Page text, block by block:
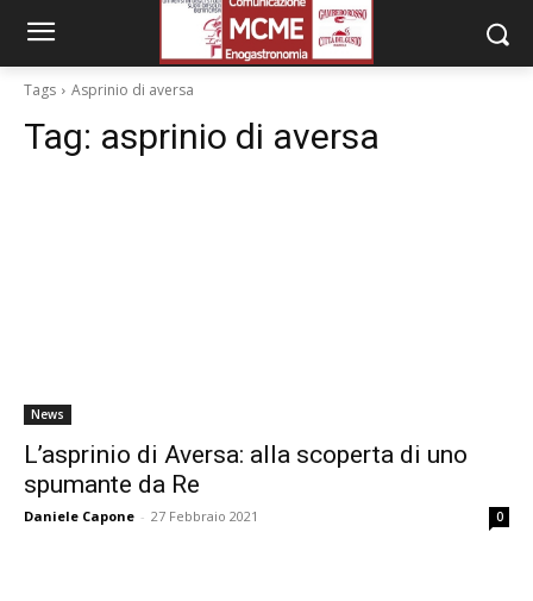
Tags Asprinio di aversa
Tag: asprinio di aversa
News
L’asprinio di Aversa: alla scoperta di uno
spumante da Re
Daniele Capone - 27 Febbraio 2021 0